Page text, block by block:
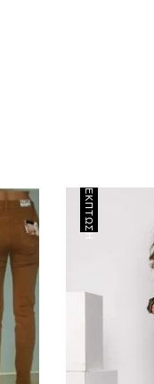
ΈΚΠΤΩΣΗ